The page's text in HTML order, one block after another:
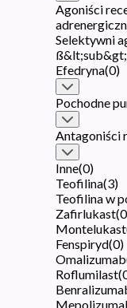
Agoniści
Selektywni
Efedryna(0)
Pochodne
Antagoniści
Inne(0)
Teofilina(3)
Teofilina w
Zafirlukast(0
Montelukast
Fenspiryd(0)
Omalizumab
Roflumilast(